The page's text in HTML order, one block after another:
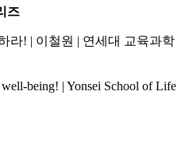
즈
라! | 이철원 | 연세대 교육과학
being! | Yonsei School of Life